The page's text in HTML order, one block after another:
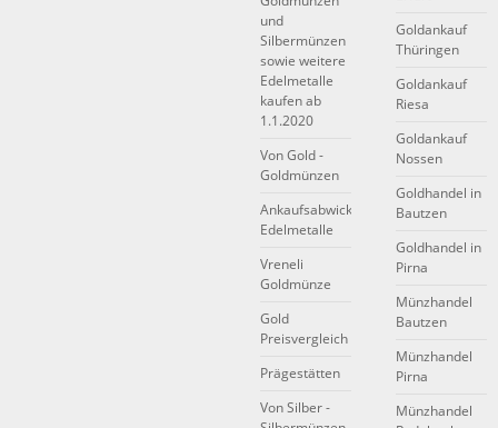
und
Silbermünzen
sowie weitere
Edelmetalle
kaufen ab
1.1.2020
Von Gold -
Goldmünzen
Ankaufsabwicklung
Edelmetalle
Vreneli
Goldmünze
Gold
Preisvergleich
Prägestätten
Von Silber -
Goldankauf
Thüringen
Goldankauf
Riesa
Goldankauf
Nossen
Goldhandel in
Bautzen
Goldhandel in
Pirna
Münzhandel
Bautzen
Münzhandel
Pirna
Münzhandel